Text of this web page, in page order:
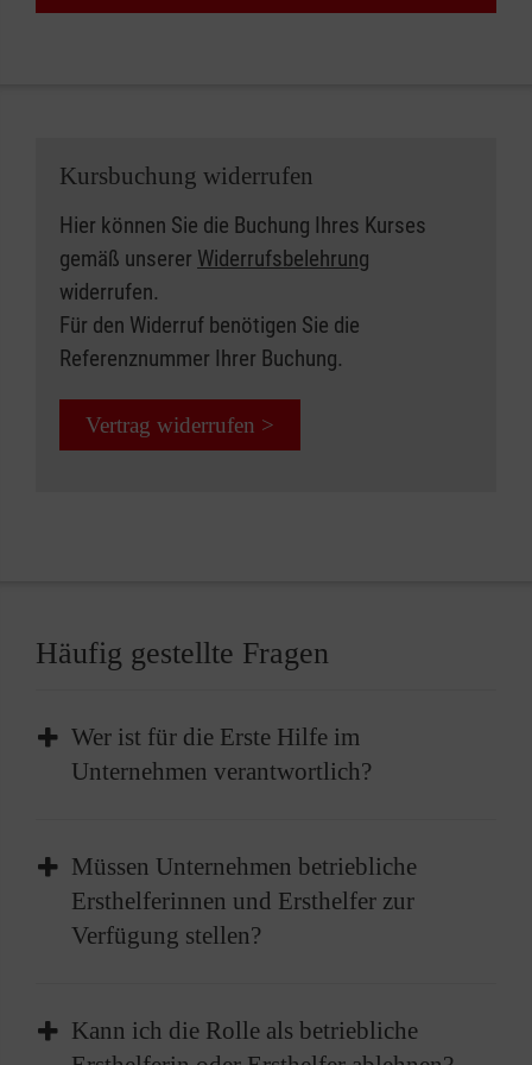
Kursbuchung widerrufen
Hier können Sie die Buchung Ihres Kurses
gemäß unserer Widerrufsbelehrung
widerrufen.
Für den Widerruf benötigen Sie die
Referenznummer Ihrer Buchung.
Vertrag widerrufen >
Häufig gestellte Fragen
Wer ist für die Erste Hilfe im
Unternehmen verantwortlich?
Im Unternehmen liegt die Verantwortung für
die Bereitstellung der Ersten Hilfe beim
Arbeitgeber. Dies beinhaltet die Einrichtung
geeigneter Strukturen sowie die Sicherstellung
betrieblichen Ersthelferinnen und Ersthelfer.
So kann sichergestellt werden, dass
Müssen Unternehmen betriebliche
Ersthelferinnen und Ersthelfer zur
Verfügung stellen?
Der Arbeitgeber ist verpflichtet, betriebliche
Ersthelferinnen und Ersthelfer ausbilden zu
Kann ich die Rolle als betriebliche